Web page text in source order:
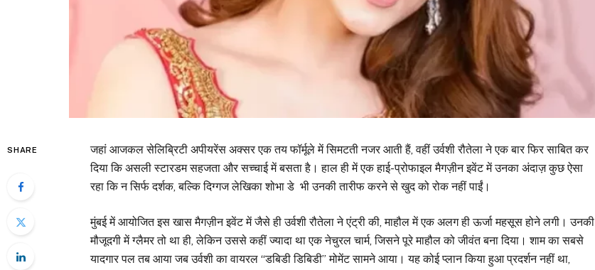
SHARE
जहां आजकल सेलिब्रिटी अपीयरेंस अक्सर एक तय फॉर्मूले में सिमटती नजर आती हैं, वहीं उर्वशी रौतेला ने एक बार फिर साबित कर
दिया कि असली स्टारडम सहजता और सच्चाई में बसता है। हाल ही में एक हाई-प्रोफाइल मैगज़ीन इवेंट में उनका अंदाज़ कुछ ऐसा
रहा कि न सिर्फ दर्शक, बल्कि दिग्गज लेखिका शोभा डे भी उनकी तारीफ करने से खुद को रोक नहीं पाईं।
मुंबई में आयोजित इस खास मैगज़ीन इवेंट में जैसे ही उर्वशी रौतेला ने एंट्री की, माहौल में एक अलग ही ऊर्जा महसूस होने लगी। उनकी
मौजूदगी में ग्लैमर तो था ही, लेकिन उससे कहीं ज्यादा था एक नेचुरल चार्म, जिसने पूरे माहौल को जीवंत बना दिया। शाम का सबसे
यादगार पल तब आया जब उर्वशी का वायरल “डबिडी डिबिडी” मोमेंट सामने आया। यह कोई प्लान किया हुआ प्रदर्शन नहीं था,